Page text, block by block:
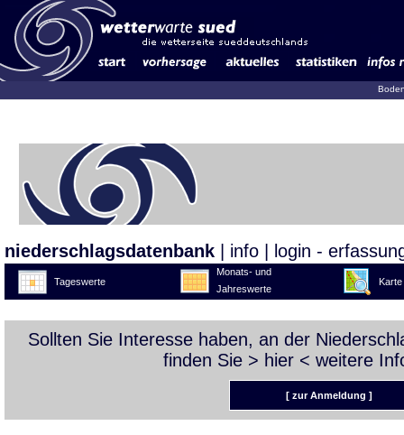
niederschlagsdatenbank info login -
Tageswerte
Monats- und
Jahreswerte
Karte
Sollten Sie Interesse haben, an der
finden Sie > hier < weitere
[ zur Anmeldung ]